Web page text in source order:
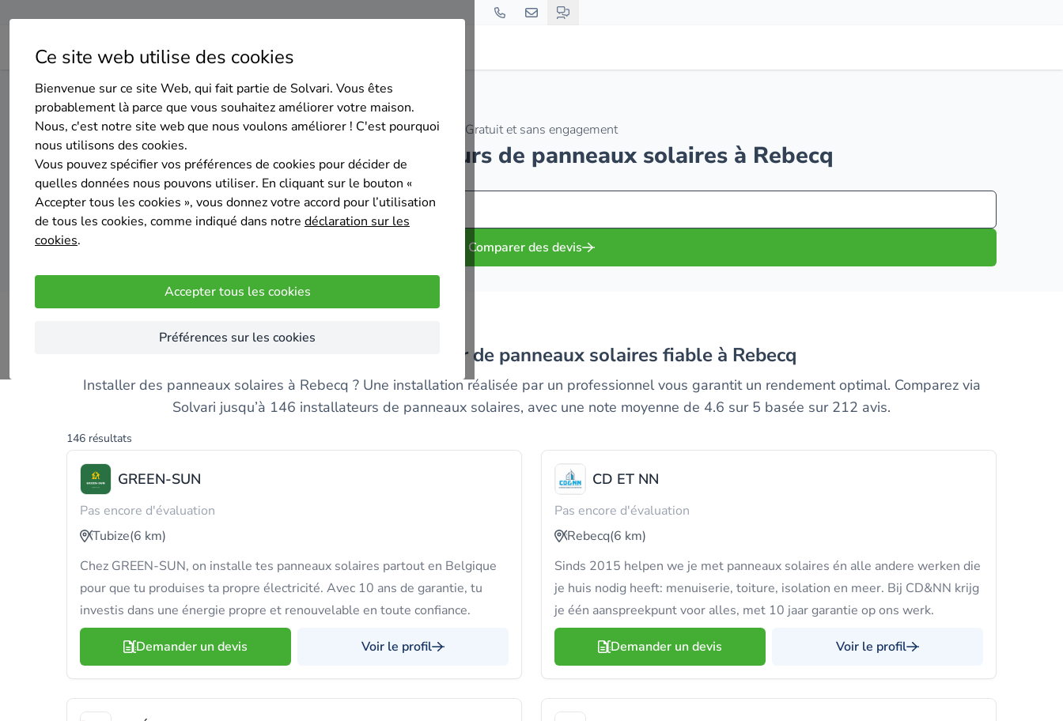
Ce site web utilise des cookies
Bienvenue sur ce site Web, qui fait partie de Solvari. Vous êtes
probablement là parce que vous souhaitez améliorer votre maison.
Nous, c'est notre site web que nous voulons améliorer ! C'est pourquoi
nous utilisons des cookies.
Vous pouvez spécifier vos préférences de cookies pour décider de
quelles données nous pouvons utiliser. En cliquant sur le bouton «
Accepter tous les cookies », vous donnez votre accord pour l’utilisation
de tous les cookies, comme indiqué dans notre déclaration sur les
cookies.
Accepter tous les cookies
Préférences sur les cookies
Home Panneaux solaires Brabant wallon Rebecq
Gratuit et sans engagement
Top 20 des installateurs de panneaux solaires à Rebecq
Comparer des devis
Trouvez un installateur de panneaux solaires fiable à Rebecq
Installer des panneaux solaires à Rebecq ? Une installation réalisée par un professionnel vous garantit un rendement optimal. Comparez via
Solvari jusqu’à 146 installateurs de panneaux solaires, avec une note moyenne de 4.6 sur 5 basée sur 212 avis.
146 résultats
GREEN-SUN
Pas encore d'évaluation
Tubize(6 km)
Chez GREEN-SUN, on installe tes panneaux solaires partout en Belgique
pour que tu produises ta propre électricité. Avec 10 ans de garantie, tu
investis dans une énergie propre et renouvelable en toute confiance.
Demander un devis Voir le profil
CD ET NN
Pas encore d'évaluation
Rebecq(6 km)
Sinds 2015 helpen we je met panneaux solaires én alle andere werken die
je huis nodig heeft: menuiserie, toiture, isolation en meer. Bij CD&NN krijg
je één aanspreekpunt voor alles, met 10 jaar garantie op ons werk.
Demander un devis Voir le profil